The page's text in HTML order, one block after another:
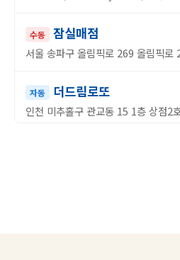
수동 잠실매점
서울 송파구 올림픽로 269 올림픽로
자동 더드림로또
인천 미추홀구 관교동 15 1층 상점2